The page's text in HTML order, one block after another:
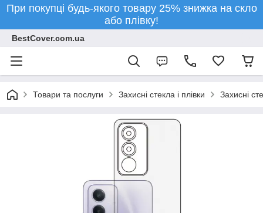
При покупці будь-якого товару 25% знижка на скло
або плівку!
BestCover.com.ua
Товари та послуги Захисні стекла і плівки Захисні